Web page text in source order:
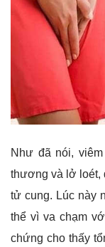
Như đã nói,
thương và lở loét,
tử cung. Lúc này
thể vì va chạm
chứng cho thấy